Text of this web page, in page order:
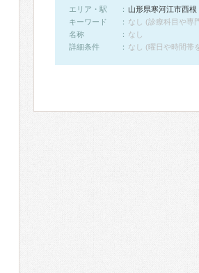
エリア・駅
山形県寒河江市西根
キーワード
なし (診療科目や専
名称
なし
詳細条件
なし (曜日や時間帯